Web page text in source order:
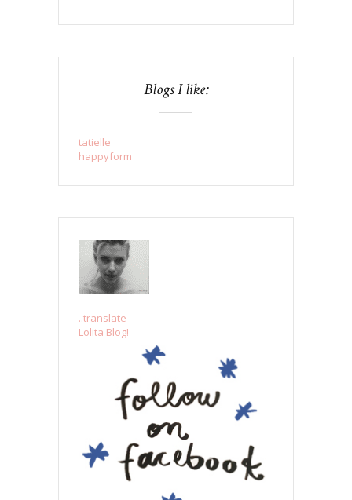
Blogs I like:
tatielle
happyform
..translate
Lolita Blog!